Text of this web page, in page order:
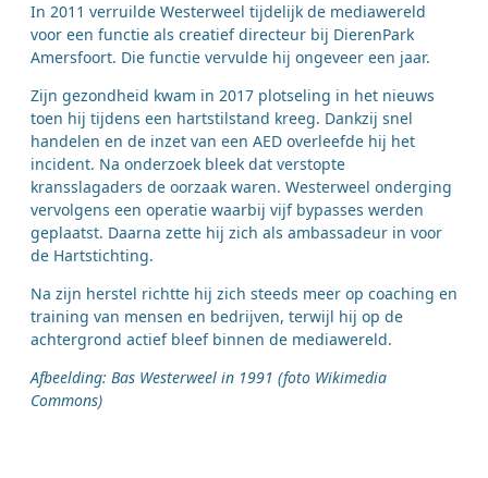
In 2011 verruilde Westerweel tijdelijk de mediawereld
voor een functie als creatief directeur bij DierenPark
Amersfoort. Die functie vervulde hij ongeveer een jaar.
Zijn gezondheid kwam in 2017 plotseling in het nieuws
toen hij tijdens een hartstilstand kreeg. Dankzij snel
handelen en de inzet van een AED overleefde hij het
incident. Na onderzoek bleek dat verstopte
kransslagaders de oorzaak waren. Westerweel onderging
vervolgens een operatie waarbij vijf bypasses werden
geplaatst. Daarna zette hij zich als ambassadeur in voor
de Hartstichting.
Na zijn herstel richtte hij zich steeds meer op coaching en
training van mensen en bedrijven, terwijl hij op de
achtergrond actief bleef binnen de mediawereld.
Afbeelding: Bas Westerweel in 1991 (foto Wikimedia
Commons)